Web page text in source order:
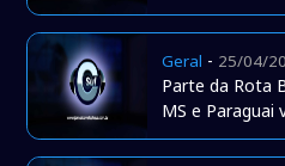
Geral - 25/04/
Parte da Rota
MS e Paraguai